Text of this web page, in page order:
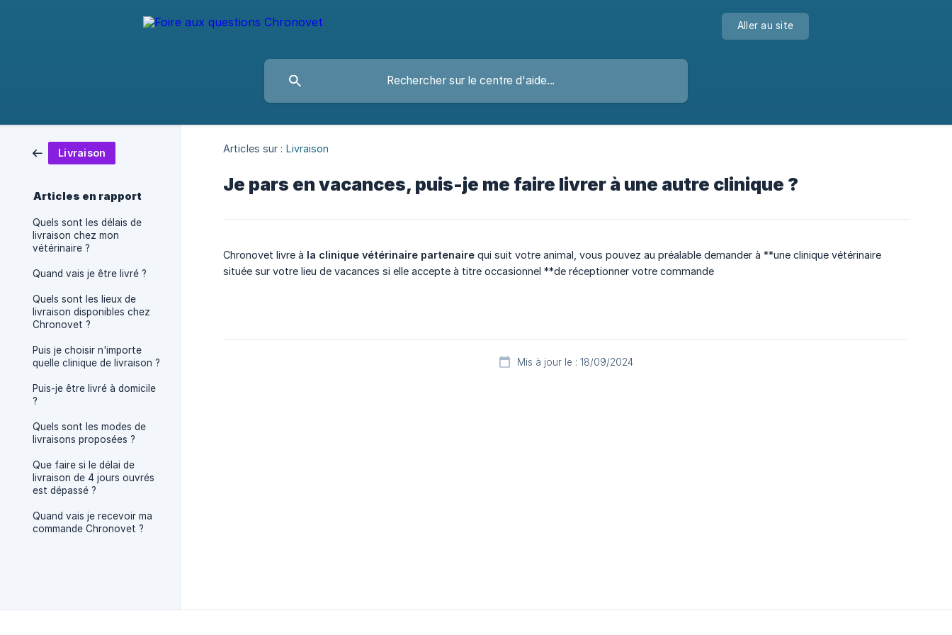
Aller au site
Livraison
Articles en rapport
Quels sont les délais de
livraison chez mon
vétérinaire ?
Quand vais je être livré ?
Quels sont les lieux de
livraison disponibles chez
Chronovet ?
Puis je choisir n'importe
quelle clinique de livraison ?
Puis-je être livré à domicile
?
Quels sont les modes de
livraisons proposées ?
Que faire si le délai de
livraison de 4 jours ouvrés
est dépassé ?
Quand vais je recevoir ma
commande Chronovet ?
Articles sur : Livraison
Je pars en vacances, puis-je me faire livrer à une autre clinique ?
Chronovet livre à la clinique vétérinaire partenaire qui suit votre animal, vous pouvez au préalable demander à **une clinique vétérinaire
située sur votre lieu de vacances si elle accepte à titre occasionnel **de réceptionner votre commande
Mis à jour le : 18/09/2024